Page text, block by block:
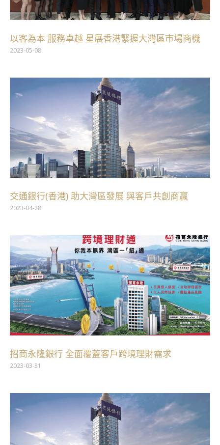
以客為本 服務卓越 星展香港緊握大灣區市場商機
2023-05-08
交通銀行(香港) 助大灣區發展 與客戶共創商贏
2023-04-28
招商永隆銀行 全面覆蓋客戶跨境理財需求
2023-03-31